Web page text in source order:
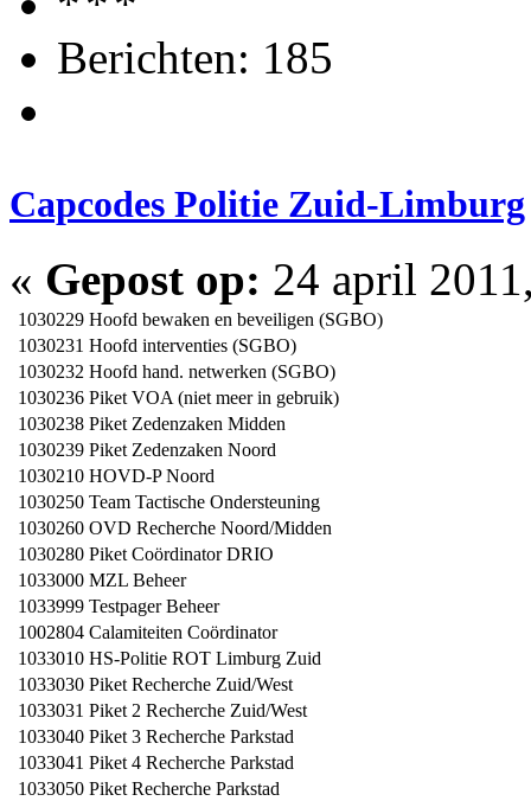
Berichten: 185
Capcodes Politie Zuid-Limburg
« Gepost op: 24 april
1030229 Hoofd bewaken en beveiligen (SGBO)
1030231 Hoofd interventies (SGBO)
1030232 Hoofd hand. netwerken (SGBO)
1030236 Piket VOA (niet meer in gebruik)
1030238 Piket Zedenzaken Midden
1030239 Piket Zedenzaken Noord
1030210 HOVD-P Noord
1030250 Team Tactische Ondersteuning
1030260 OVD Recherche Noord/Midden
1030280 Piket Coördinator DRIO
1033000 MZL Beheer
1033999 Testpager Beheer
1002804 Calamiteiten Coördinator
1033010 HS-Politie ROT Limburg Zuid
1033030 Piket Recherche Zuid/West
1033031 Piket 2 Recherche Zuid/West
1033040 Piket 3 Recherche Parkstad
1033041 Piket 4 Recherche Parkstad
1033050 Piket Recherche Parkstad